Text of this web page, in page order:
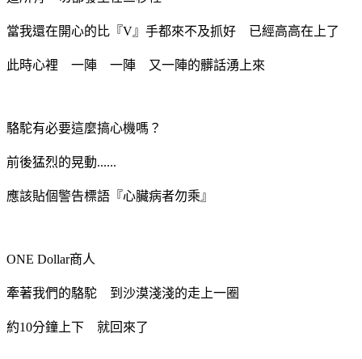
當我還在開心的比『V』手都來不及抓好 已經高高在上了
此時心裡 一陣 一陣 又一陣的髒話湧上來
駱駝有必要這麼搞心機嗎？
前後猛烈的晃動......
應該貼個警告標語『心臟病者勿乘』
ONE Dollar商人
牽著我們的駱駝 到沙漠淺淺的走上一圈
約10分鐘上下 就回來了